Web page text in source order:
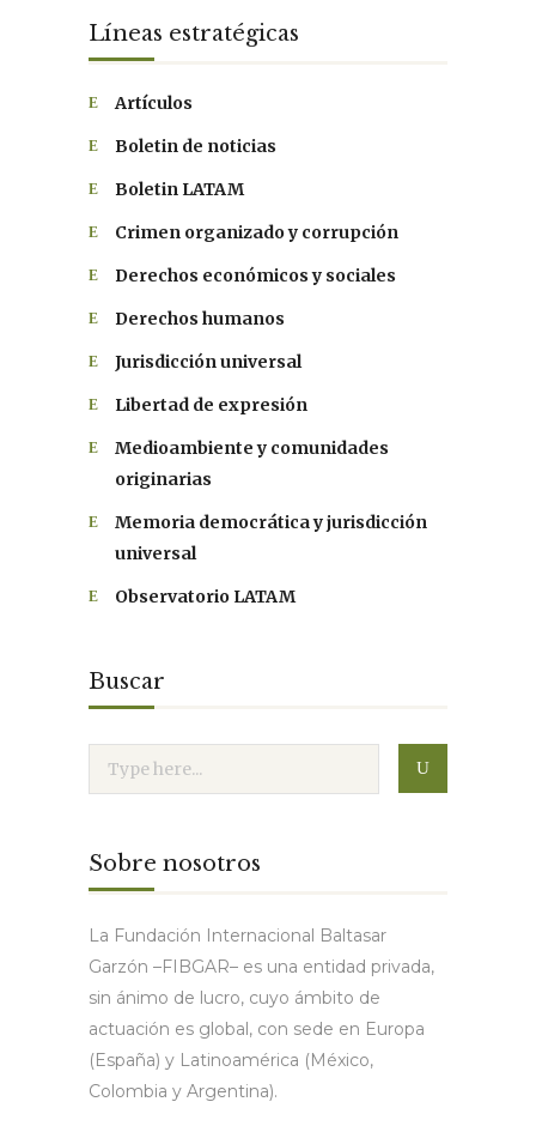
Líneas estratégicas
Artículos
Boletin de noticias
Boletin LATAM
Crimen organizado y corrupción
Derechos económicos y sociales
Derechos humanos
Jurisdicción universal
Libertad de expresión
Medioambiente y comunidades
originarias
Memoria democrática y jurisdicción
universal
Observatorio LATAM
Buscar
Sobre nosotros
La Fundación Internacional Baltasar
Garzón –FIBGAR– es una entidad privada,
sin ánimo de lucro, cuyo ámbito de
actuación es global, con sede en Europa
(España) y Latinoamérica (México,
Colombia y Argentina).